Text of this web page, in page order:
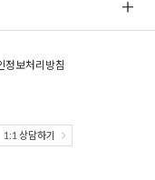
정보처리방침
1:1 상담하기